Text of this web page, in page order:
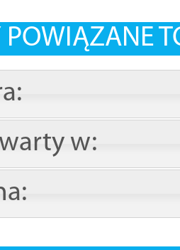
POWIĄZANE
w: